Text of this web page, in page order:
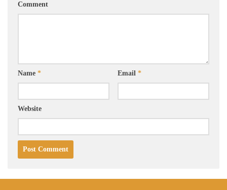
Comment
Name * Email *
Website